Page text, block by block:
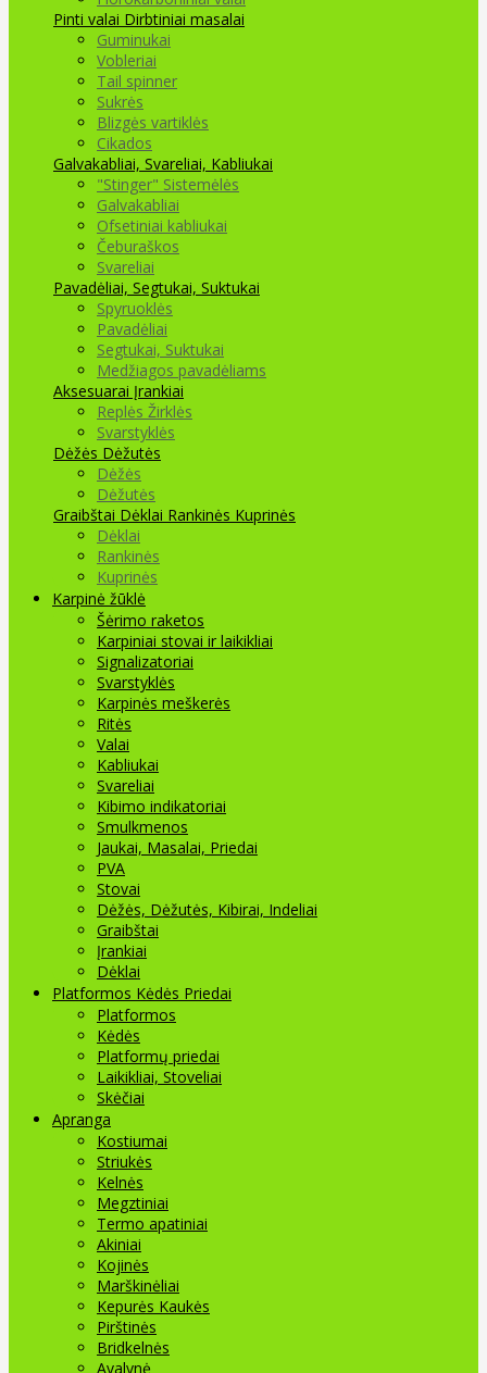
Pinti valai Dirbtiniai masalai
Guminukai
Vobleriai
Tail spinner
Sukrės
Blizgės vartiklės
Cikados
Galvakabliai, Svareliai, Kabliukai
"Stinger" Sistemėlės
Galvakabliai
Ofsetiniai kabliukai
Čeburaškos
Svareliai
Pavadėliai, Segtukai, Suktukai
Spyruoklės
Pavadėliai
Segtukai, Suktukai
Medžiagos pavadėliams
Aksesuarai Įrankiai
Replės Žirklės
Svarstyklės
Dėžės Dėžutės
Dėžės
Dėžutės
Graibštai Dėklai Rankinės Kuprinės
Dėklai
Rankinės
Kuprinės
Karpinė žūklė
Šėrimo raketos
Karpiniai stovai ir laikikliai
Signalizatoriai
Svarstyklės
Karpinės meškerės
Ritės
Valai
Kabliukai
Svareliai
Kibimo indikatoriai
Smulkmenos
Jaukai, Masalai, Priedai
PVA
Stovai
Dėžės, Dėžutės, Kibirai, Indeliai
Graibštai
Įrankiai
Dėklai
Platformos Kėdės Priedai
Platformos
Kėdės
Platformų priedai
Laikikliai, Stoveliai
Skėčiai
Apranga
Kostiumai
Striukės
Kelnės
Megztiniai
Termo apatiniai
Akiniai
Kojinės
Marškinėliai
Kepurės Kaukės
Pirštinės
Bridkelnės
Avalynė